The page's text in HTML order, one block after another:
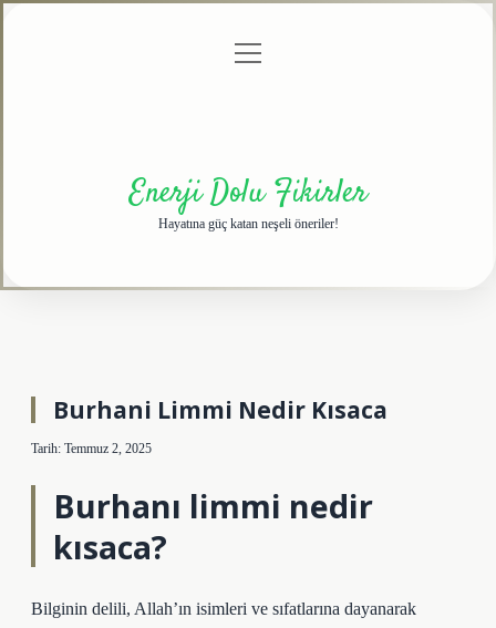
menüyü
Enerji Dolu Fikirler
Hayatına güç katan neşeli öneriler!
Burhani Limmi Nedir Kısaca
Tarih: Temmuz 2, 2025
Burhanı limmi nedir
kısaca?
Bilginin delili, Allah’ın isimleri ve sıfatlarına dayanarak